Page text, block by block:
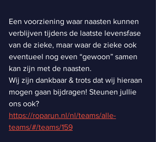
Een voorziening waar naasten kunnen
verblijven tijdens de laatste levensfase
van de zieke, maar waar de zieke ook
eventueel nog even “gewoon” samen
kan zijn met de naasten.
Wij zijn dankbaar & trots dat wij hieraan
mogen gaan bijdragen! Steunen jullie
ons ook?
https://roparun.nl/nl/teams/alle-
teams/#/teams/159